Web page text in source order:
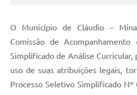
O Município de Cláudio –
Comissão de
Simplificado de Análise Curricular,
uso de suas atribuições legais,
Processo Seletivo Simplificado